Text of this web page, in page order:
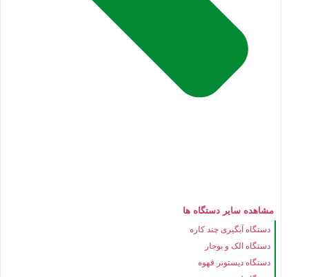
مشاهده سایر دستگاه ها
دستگاه آبگیری چند کاره
دستگاه الک و بوجار
دستگاه دیستونر قهوه